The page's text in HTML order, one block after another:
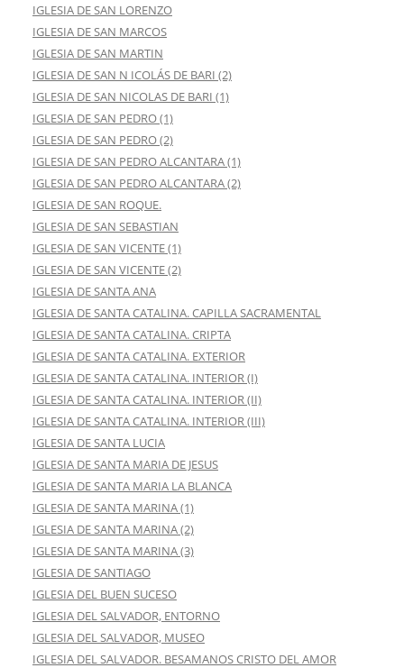
IGLESIA DE SAN LORENZO
IGLESIA DE SAN MARCOS
IGLESIA DE SAN MARTIN
IGLESIA DE SAN N ICOLÁS DE BARI (2)
IGLESIA DE SAN NICOLAS DE BARI (1)
IGLESIA DE SAN PEDRO (1)
IGLESIA DE SAN PEDRO (2)
IGLESIA DE SAN PEDRO ALCANTARA (1)
IGLESIA DE SAN PEDRO ALCANTARA (2)
IGLESIA DE SAN ROQUE.
IGLESIA DE SAN SEBASTIAN
IGLESIA DE SAN VICENTE (1)
IGLESIA DE SAN VICENTE (2)
IGLESIA DE SANTA ANA
IGLESIA DE SANTA CATALINA. CAPILLA SACRAMENTAL
IGLESIA DE SANTA CATALINA. CRIPTA
IGLESIA DE SANTA CATALINA. EXTERIOR
IGLESIA DE SANTA CATALINA. INTERIOR (I)
IGLESIA DE SANTA CATALINA. INTERIOR (II)
IGLESIA DE SANTA CATALINA. INTERIOR (III)
IGLESIA DE SANTA LUCIA
IGLESIA DE SANTA MARIA DE JESUS
IGLESIA DE SANTA MARIA LA BLANCA
IGLESIA DE SANTA MARINA (1)
IGLESIA DE SANTA MARINA (2)
IGLESIA DE SANTA MARINA (3)
IGLESIA DE SANTIAGO
IGLESIA DEL BUEN SUCESO
IGLESIA DEL SALVADOR, ENTORNO
IGLESIA DEL SALVADOR, MUSEO
IGLESIA DEL SALVADOR. BESAMANOS CRISTO DEL AMOR